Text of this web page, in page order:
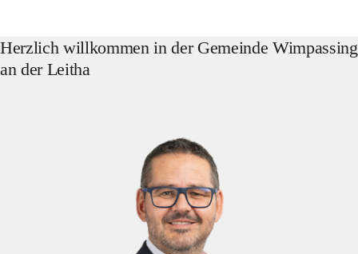
Herzlich willkommen in der Gemeinde Wimpassing
an der Leitha